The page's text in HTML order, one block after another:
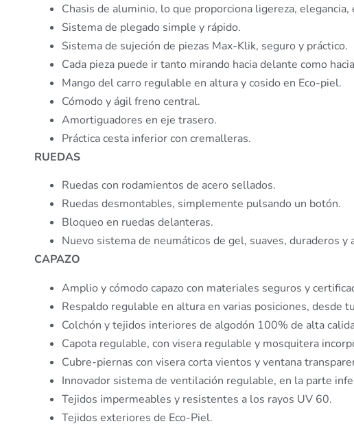
Chasis de aluminio, lo que proporciona ligereza,
Sistema de plegado simple y rápido.
Sistema de sujeción de piezas Max-Klik, seguro y práctico.
Cada pieza puede ir tanto mirando hacia delante como
Mango del carro regulable en altura y cosido en Eco-piel.
Cómodo y ágil freno central.
Amortiguadores en eje trasero.
Práctica cesta inferior con cremalleras.
RUEDAS
Ruedas con rodamientos de acero sellados.
Ruedas desmontables, simplemente pulsando un botón.
Bloqueo en ruedas delanteras.
Nuevo sistema de neumáticos de gel, suaves, duraderos y
CAPAZO
Amplio y cómodo capazo con materiales seguros y
Respaldo regulable en altura en varias posiciones, desde
Colchón y tejidos interiores de algodón 100% de alta
Capota regulable, con visera regulable y mosquitera
Cubre-piernas con visera corta vientos y ventana
Innovador sistema de ventilación regulable, en la parte
Tejidos impermeables y resistentes a los rayos UV 60.
Tejidos exteriores de Eco-Piel.